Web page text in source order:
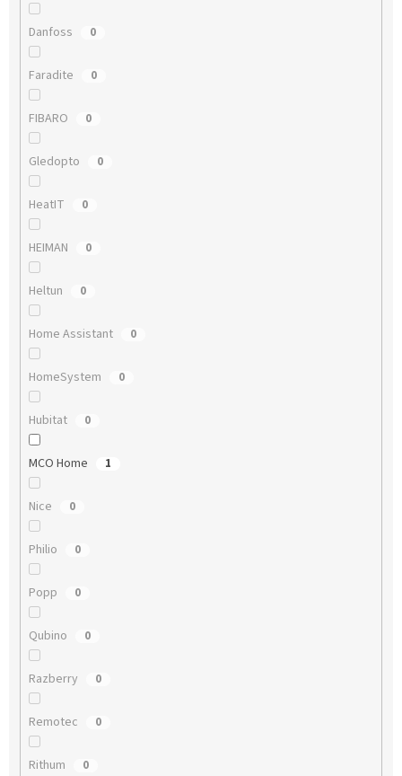
Danfoss 0
Faradite 0
FIBARO 0
Gledopto 0
HeatIT 0
HEIMAN 0
Heltun 0
Home Assistant 0
HomeSystem 0
Hubitat 0
MCO Home 1
Nice 0
Philio 0
Popp 0
Qubino 0
Razberry 0
Remotec 0
Rithum 0